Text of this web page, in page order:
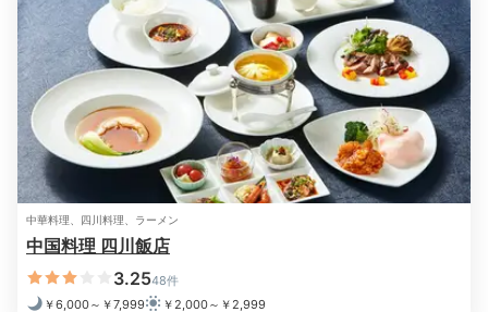
パレット・スイーツ
夕食後はお部屋でのんびり。心地よいルームウェアに着
中華料理、四川料理、ラーメン
中国料理 四川飯店
3.2548件
￥6,000～￥7,999
￥2,000～￥2,999